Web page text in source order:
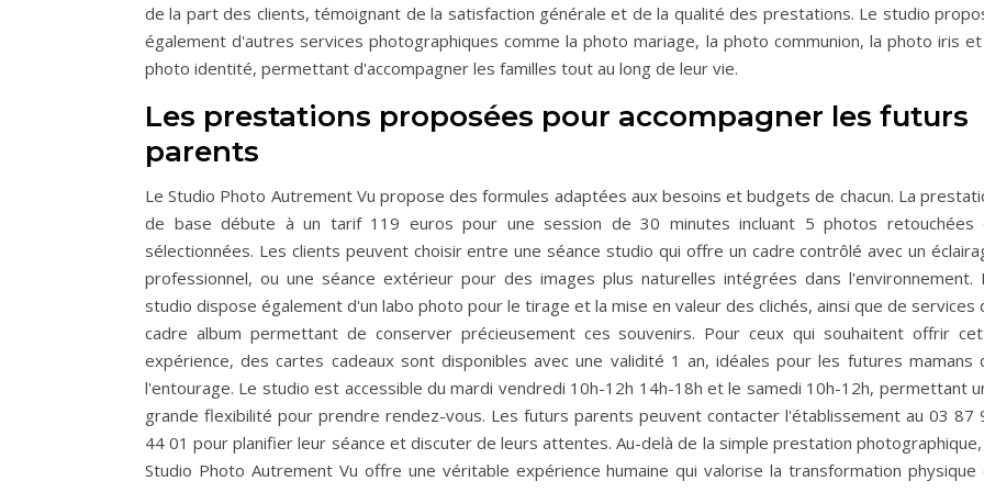
de la part des clients, témoignant de la satisfaction générale et de la qualité des prestations. Le studio
également d'autres services photographiques comme la photo mariage, la photo communion, la photo iris et
photo identité, permettant d'accompagner les familles tout au long de leur vie.
Les prestations proposées pour accompagner les futurs
parents
Le Studio Photo Autrement Vu propose des formules adaptées aux besoins et budgets de chacun. La
de base débute à un tarif 119 euros pour une session de 30 minutes incluant 5 photos retouchées
sélectionnées. Les clients peuvent choisir entre une séance studio qui offre un cadre contrôlé avec un
professionnel, ou une séance extérieur pour des images plus naturelles intégrées dans l'environnement.
studio dispose également d'un labo photo pour le tirage et la mise en valeur des clichés, ainsi que de services
cadre album permettant de conserver précieusement ces souvenirs. Pour ceux qui souhaitent offrir
expérience, des cartes cadeaux sont disponibles avec une validité 1 an, idéales pour les futures mamans
l'entourage. Le studio est accessible du mardi vendredi 10h-12h 14h-18h et le samedi 10h-12h, permettant
grande flexibilité pour prendre rendez-vous. Les futurs parents peuvent contacter l'établissement au 03 87
44 01 pour planifier leur séance et discuter de leurs attentes. Au-delà de la simple prestation photographique,
Studio Photo Autrement Vu offre une véritable expérience humaine qui valorise la transformation physique